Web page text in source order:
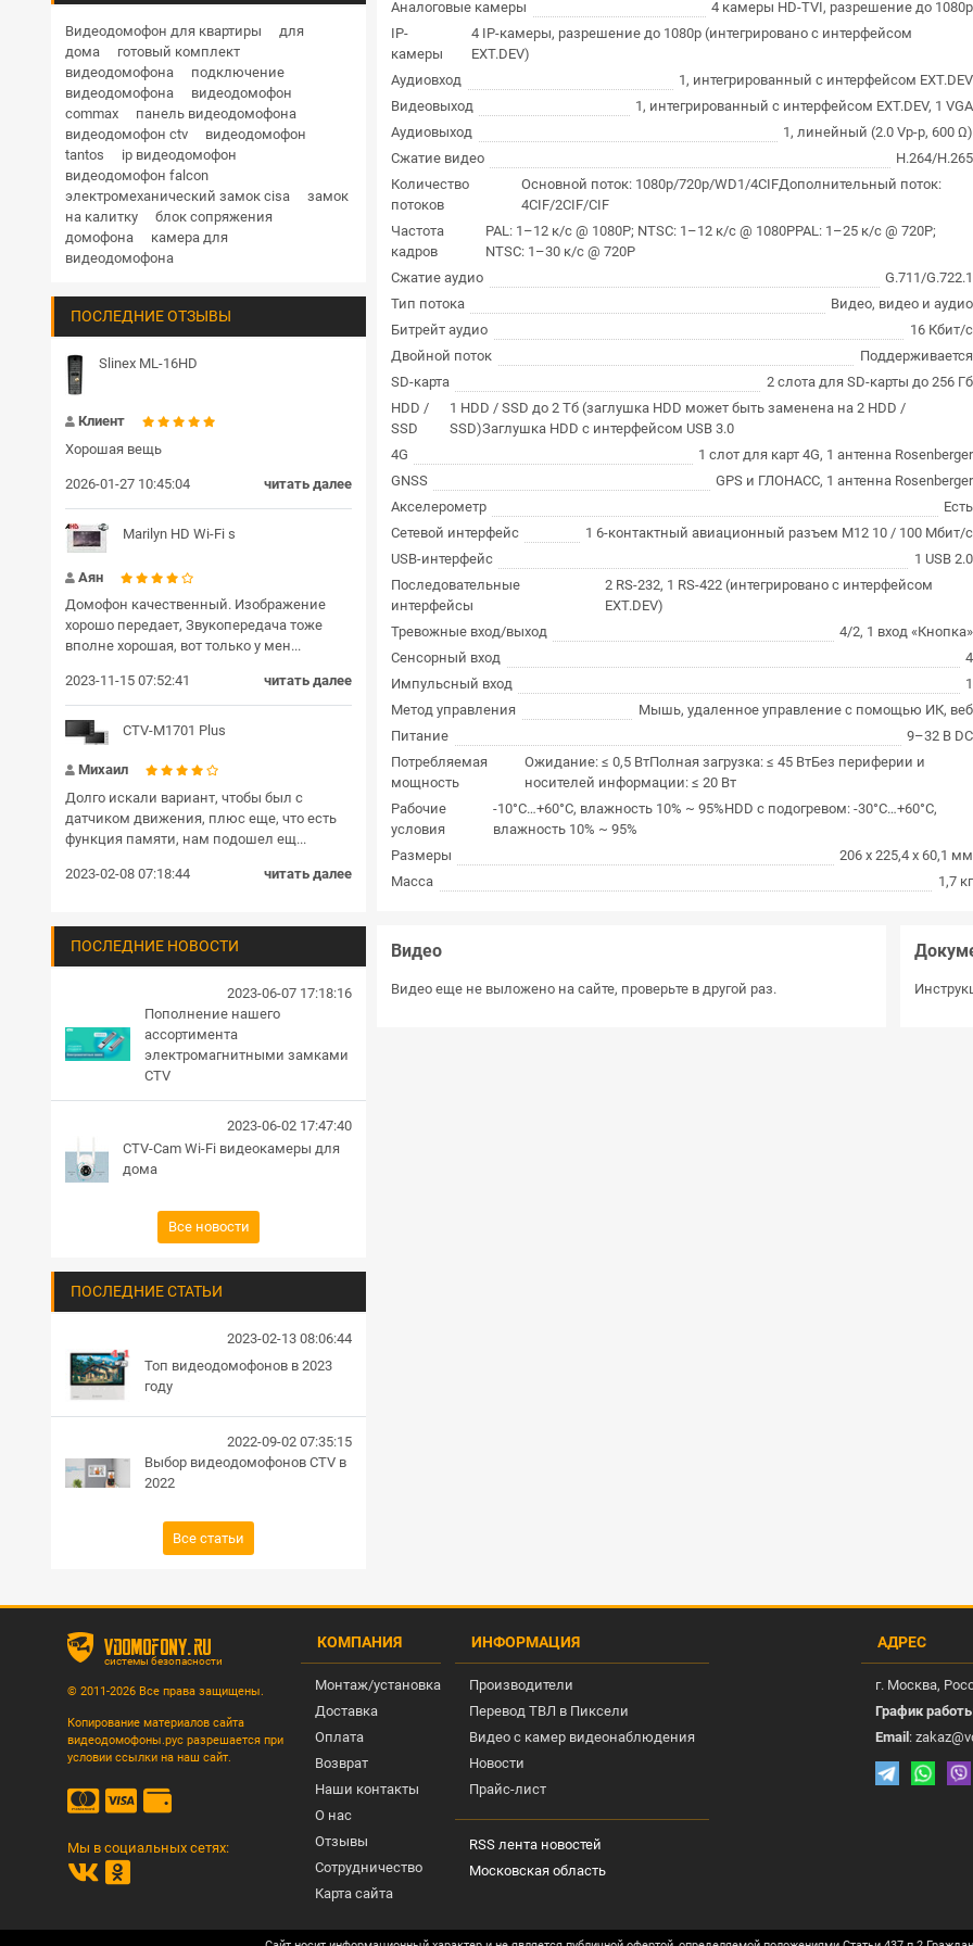
Купольная поворотная уличные
HD
1 Мп 1.3 Мп 2 Мп
RVi
Hikvision Hiwatch
Dahua
TRASSIR
BEWARD
Кнопки выхода
Гибкие переходы
Комплекты и готовые решения СКУД
Блоки сопряжения
Передатчик и приемник
Пульт управления
Громкоговорители
Видеодомофон для квартиры
для
дома
готовый комплект
видеодомофона
подключение
видеодомофона
видеодомофон
commax
панель видеодомофона
видеодомофон ctv
видеодомофон
tantos
ip видеодомофон
видеодомофон falcon
электромеханический замок cisa
замок
на калитку
блок сопряжения
домофона
камера для
видеодомофона
ПОСЛЕДНИЕ ОТЗЫВЫ
Slinex ML-16HD
Клиент
Хорошая вещь
2026-01-27 10:45:04 читать далее
Marilyn HD Wi-Fi s
Аян
Домофон качественный. Изображение
хорошо передает, Звукопередача тоже
вполне хорошая, вот только у мен...
2023-11-15 07:52:41 читать далее
CTV-M1701 Plus
Михаил
Долго искали вариант, чтобы был с
датчиком движения, плюс еще, что есть
функция памяти, нам подошел ещ...
2023-02-08 07:18:44 читать далее
ПОСЛЕДНИЕ НОВОСТИ
2023-06-07 17:18:16
Пополнение нашего
ассортимента
электромагнитными замками
CTV
2023-06-02 17:47:40
CTV-Cam Wi-Fi видеокамеры для
дома
Все новости
ПОСЛЕДНИЕ СТАТЬИ
2023-02-13 08:06:44
Топ видеодомофонов в 2023
году
2022-09-02 07:35:15
Выбор видеодомофонов CTV в
2022
Все статьи
Аналоговые камеры
4 камеры HD-TVI, разрешение до 1080р
IP-
камеры
4 IP-камеры, разрешение до 1080р (интегрировано с интерфейсом
EXT.DEV)
Аудиовход
1, интегрированный с интерфейсом EXT.DEV
Видеовыход
1, интегрированный с интерфейсом EXT.DEV, 1 VGA
Аудиовыход
1, линейный (2.0 Vp-p, 600 Ω)
Сжатие видео
H.264/H.265
Количество
потоков
Основной поток: 1080p/720p/WD1/4CIFДополнительный поток:
4CIF/2CIF/CIF
Частота
кадров
PAL: 1–12 к/с @ 1080P; NTSC: 1–12 к/с @ 1080PPAL: 1–25 к/с @ 720P;
NTSC: 1–30 к/с @ 720P
Сжатие аудио
G.711/G.722.1
Тип потока
Видео, видео и аудио
Битрейт аудио
16 Кбит/с
Двойной поток
Поддерживается
SD-карта
2 слота для SD-карты до 256 Гб
HDD /
SSD
1 HDD / SSD до 2 Тб (заглушка HDD может быть заменена на 2 HDD /
SSD)Заглушка HDD с интерфейсом USB 3.0
4G
1 слот для карт 4G, 1 антенна Rosenberger
GNSS
GPS и ГЛОНАСС, 1 антенна Rosenberger
Акселерометр
Есть
Сетевой интерфейс
1 6-контактный авиационный разъем M12 10 / 100 Мбит/с
USB-интерфейс
1 USB 2.0
Последовательные
интерфейсы
2 RS-232, 1 RS-422 (интегрировано с интерфейсом
EXT.DEV)
Тревожные вход/выход
4/2, 1 вход «Кнопка»
Сенсорный вход
4
Импульсный вход
1
Метод управления
Мышь, удаленное управление с помощью ИК, веб
Питание
9–32 В DC
Потребляемая
мощность
Ожидание: ≤ 0,5 ВтПолная загрузка: ≤ 45 ВтБез периферии и
носителей информации: ≤ 20 Вт
Рабочие
условия
-10°C…+60°C, влажность 10% ~ 95%HDD с подогревом: -30°C…+60°C,
влажность 10% ~ 95%
Размеры
206 х 225,4 х 60,1 мм
Масса
1,7 кг
Видео
Видео еще не выложено на сайте, проверьте в другой раз.
vdomofony.ru
системы безопасности
© 2011-2026 Все права защищены.
Копирование материалов сайта
видеодомофоны.рус разрешается при
условии ссылки на наш сайт.
Мы в социальных сетях:
КОМПАНИЯ
Монтаж/установка
Доставка
Оплата
Возврат
Наши контакты
О нас
Отзывы
Сотрудничество
Карта сайта
ИНФОРМАЦИЯ
Производители
Перевод ТВЛ в Пиксели
Видео с камер видеонаблюдения
Новости
Прайс-лист
RSS лента новостей
Московская область
АДРЕС
г. Москва,
График
Email :